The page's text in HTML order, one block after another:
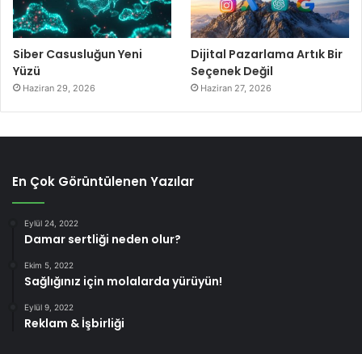
Siber Casusluğun Yeni
Yüzü
Haziran 29, 2026
Dijital Pazarlama Artık Bir
Seçenek Değil
Haziran 27, 2026
En Çok Görüntülenen Yazılar
Eylül 24, 2022
Damar sertliği neden olur?
Ekim 5, 2022
Sağlığınız için molalarda yürüyün!
Eylül 9, 2022
Reklam & İşbirliği